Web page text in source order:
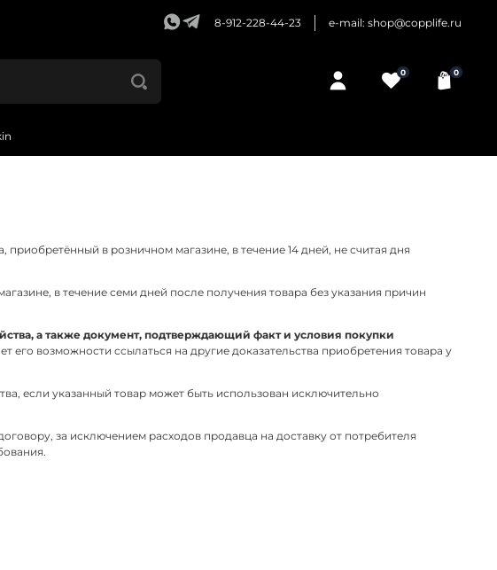
8-912-228-44-23 e-mail: shop@copplife.ru
0 0
приобретённый в розничном магазине, в течение 14 дней, не считая дня
в течение семи дней после получения товара без указания причин
а также документ, подтверждающий факт и условия покупки
возможности ссылаться на другие доказательства приобретения товара у
если указанный товар может быть использован исключительно
за исключением расходов продавца на доставку от потребителя